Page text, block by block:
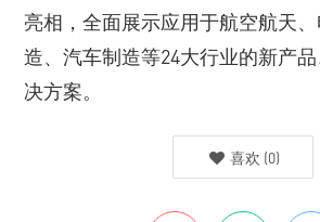
亮相，全面展示应用于航空航天
造、汽车制造等24大行业的新产
决方案。
喜欢 (0)